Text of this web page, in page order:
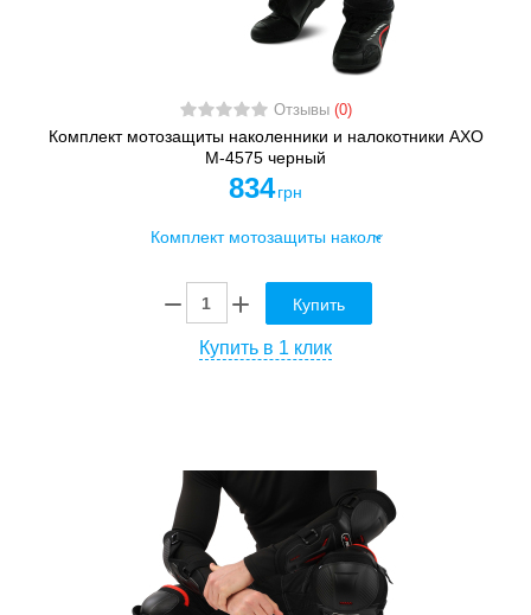
Отзывы (0)
Комплект мотозащиты наколенники и налокотники AXO
M-4575 черный
834 грн
Купить
Купить в 1 клик